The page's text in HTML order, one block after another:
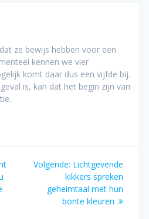
ze bewijs hebben voor een
kennen we vier
komt daar dus een vijfde bij.
is, kan dat het begin zijn van
Volgende: Volgend
bericht:
Lichtgevende
kikkers spreken
geheimtaal met hun
bonte kleuren